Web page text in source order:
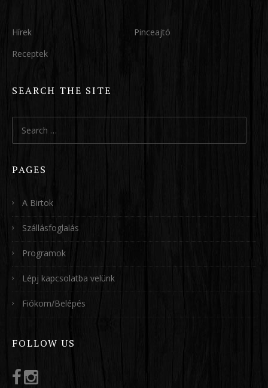
Hírek
Pinceajtó
Receptek
SEARCH THE SITE
for:
PAGES
A Birtok
Szállásfoglalás
Programok
Lépj kapcsolatba velünk
Fiókom/Belépés
FOLLOW US